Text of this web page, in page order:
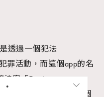
透過一個犯法
罪活動，而這個app的名
法案「Racketeer
Act」的縮寫。這個